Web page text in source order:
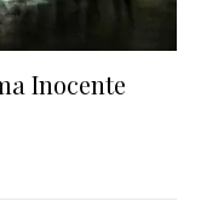
Inocente